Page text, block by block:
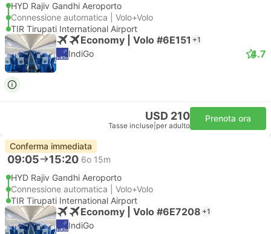
HYD Rajiv Gandhi Aeroporto
Connessione automatica | Volo+Volo
TIR Tirupati International Airport
Economy | Volo #6E151 +1
IndiGo 4.7
USD 210
Tasse incluse per adulto
Prenota ora
Conferma immediata
09:05 15:20 6o 15m
HYD Rajiv Gandhi Aeroporto
Connessione automatica | Volo+Volo
TIR Tirupati International Airport
Economy | Volo #6E7208 +1
IndiGo